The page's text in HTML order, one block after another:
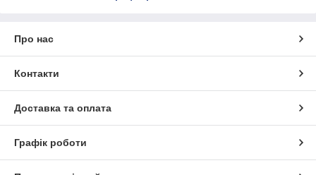
Про нас
Контакти
Доставка та оплата
Графік роботи